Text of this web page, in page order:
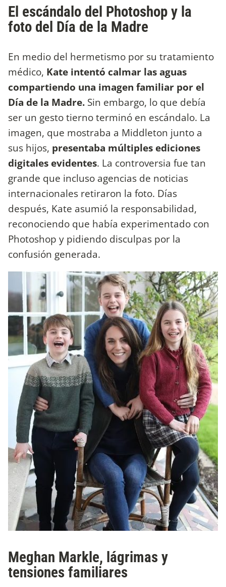
El escándalo del Photoshop y la
foto del Día de la Madre
En medio del hermetismo por su tratamiento
médico, Kate intentó calmar las aguas
compartiendo una imagen familiar por el
Día de la Madre. Sin embargo, lo que debía
ser un gesto tierno terminó en escándalo. La
imagen, que mostraba a Middleton junto a
sus hijos, presentaba múltiples ediciones
digitales evidentes. La controversia fue tan
grande que incluso agencias de noticias
internacionales retiraron la foto. Días
después, Kate asumió la responsabilidad,
reconociendo que había experimentado con
Photoshop y pidiendo disculpas por la
confusión generada.
Meghan Markle, lágrimas y
tensiones familiares